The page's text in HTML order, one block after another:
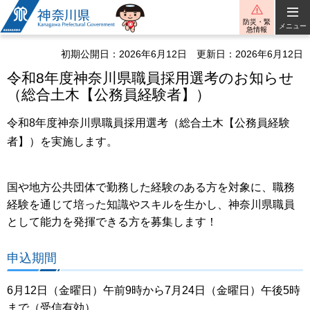
神奈川県
防災・緊
急情報
メニュー
初期公開日：2026年6月12日 更新日：2026年6月12日
令和8年度神奈川県職員採用選考のお知らせ
（総合土木【公務員経験者】）
令和8年度神奈川県職員採用選考（総合土木【公務員経験
者】）を実施します。
国や地方公共団体で勤務した経験のある方を対象に、職務
経験を通じて培った知識やスキルを生かし、神奈川県職員
として能力を発揮できる方を募集します！
申込期間
6月12日（金曜日）午前9時から7月24日（金曜日）午後5時
まで（受信有効）